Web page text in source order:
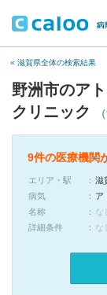
« 滋賀県全体の検索結果
野洲市のア
クリニック
9件の医療機関
エリア・駅
滋
病気
ア
名称
なし
詳細条件
な